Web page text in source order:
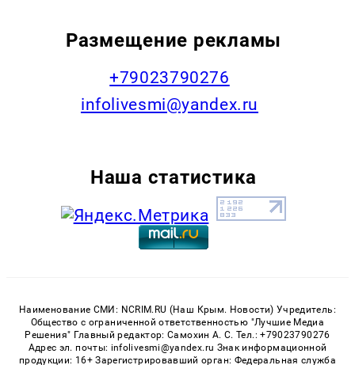
Размещение рекламы
+79023790276
infolivesmi@yandex.ru
Наша статистика
Наименование СМИ: NCRIM.RU (Наш Крым. Новости) Учредитель:
Общество с ограниченной ответственностью "Лучшие Медиа
Решения" Главный редактор: Самохин А. С. Тел.: +79023790276
Адрес эл. почты: infolivesmi@yandex.ru Знак информационной
продукции: 16+ Зарегистрировавший орган: Федеральная служба